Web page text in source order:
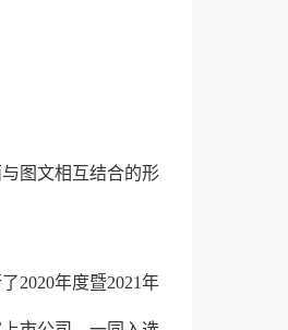
图文相互结合的形
2020年度暨2021年